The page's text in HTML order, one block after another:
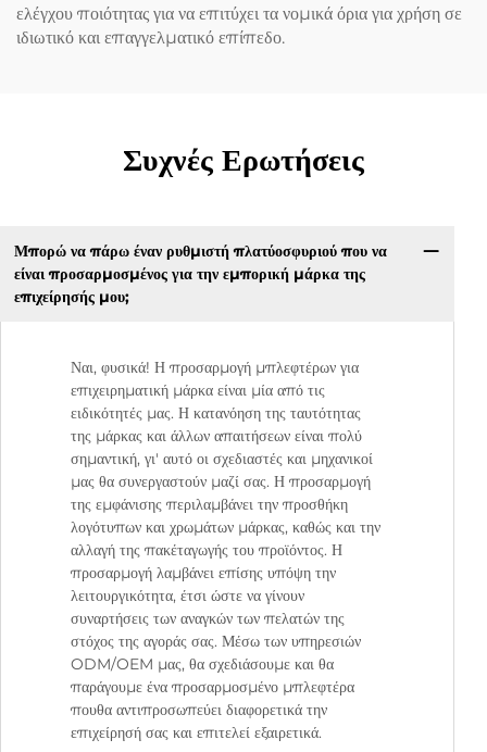
ελέγχου ποιότητας για να επιτύχει τα νομικά όρια για χρήση σε
ιδιωτικό και επαγγελματικό επίπεδο.
Συχνές Ερωτήσεις
Μπορώ να πάρω έναν ρυθμιστή πλατύοσφυριού που να
είναι προσαρμοσμένος για την εμπορική μάρκα της
επιχείρησής μου;
Ναι, φυσικά! Η προσαρμογή μπλεφτέρων για
επιχειρηματική μάρκα είναι μία από τις
ειδικότητές μας. Η κατανόηση της ταυτότητας
της μάρκας και άλλων απαιτήσεων είναι πολύ
σημαντική, γι' αυτό οι σχεδιαστές και μηχανικοί
μας θα συνεργαστούν μαζί σας. Η προσαρμογή
της εμφάνισης περιλαμβάνει την προσθήκη
λογότυπων και χρωμάτων μάρκας, καθώς και την
αλλαγή της πακέταγωγής του προϊόντος. Η
προσαρμογή λαμβάνει επίσης υπόψη την
λειτουργικότητα, έτσι ώστε να γίνουν
συναρτήσεις των αναγκών των πελατών της
στόχος της αγοράς σας. Μέσω των υπηρεσιών
ODM/OEM μας, θα σχεδιάσουμε και θα
παράγουμε ένα προσαρμοσμένο μπλεφτέρα
πουθα αντιπροσωπεύει διαφορετικά την
επιχείρησή σας και επιτελεί εξαιρετικά.